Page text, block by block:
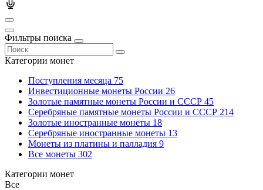
Фильтры поиска
Категории монет
Поступления месяца 75
Инвестиционные монеты России 26
Золотые памятные монеты России и СССР 45
Серебряные памятные монеты России и СССР 214
Золотые иностранные монеты 18
Серебряные иностранные монеты 13
Монеты из платины и палладия 9
Все монеты 302
Категории монет
Все